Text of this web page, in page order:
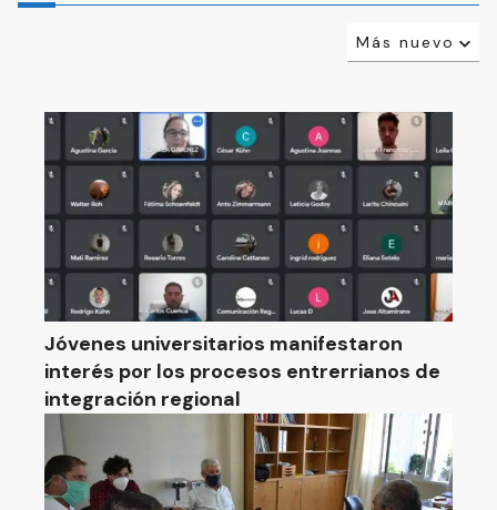
Más nuevo
Jóvenes universitarios manifestaron
interés por los procesos entrerrianos de
integración regional